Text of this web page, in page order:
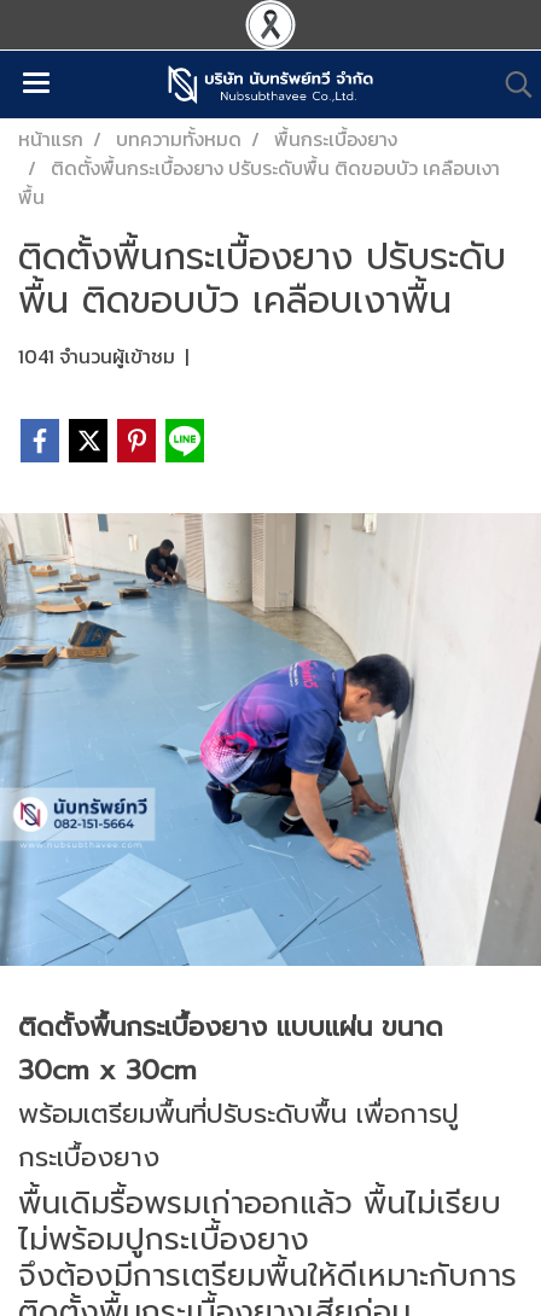
หน้าแรก บทความทั้งหมด
พื้นกระเบื้องยาง
ติดตั้งพื้นกระเบื้องยาง ปรับระดับพื้น ติดขอบบัว เคลือบเงา
พื้น
ติดตั้งพื้นกระเบื้องยาง ปรับระดับ
พื้น ติดขอบบัว เคลือบเงาพื้น
1041 จำนวนผู้เข้าชม |
ติดตั้งพื้นกระเบื้องยาง แบบแผ่น ขนาด
30cm x 30cm
พร้อมเตรียมพื้นที่ปรับระดับพื้น เพื่อการปู
กระเบื้องยาง
พื้นเดิมรื้อพรมเก่าออกแล้ว พื้นไม่เรียบ
ไม่พร้อมปูกระเบื้องยาง
จึงต้องมีการเตรียมพื้นให้ดีเหมาะกับการ